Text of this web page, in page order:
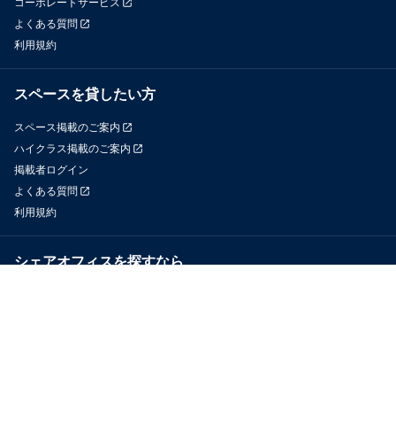
よくある質問
利用規約
スペースを貸したい方
スペース掲載のご案内
ハイクラス掲載のご案内
掲載者ログイン
よくある質問
利用規約
シェアオフィスを探すなら